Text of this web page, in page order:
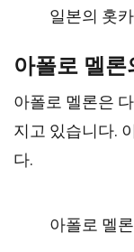
일본의 홋
아폴로 멜론
아폴로 멜론은
지고 있습니다.
다.
아폴로 멜